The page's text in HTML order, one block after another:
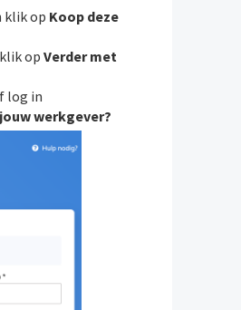
klik op Koop deze
opVerder met
log in
werkgever?